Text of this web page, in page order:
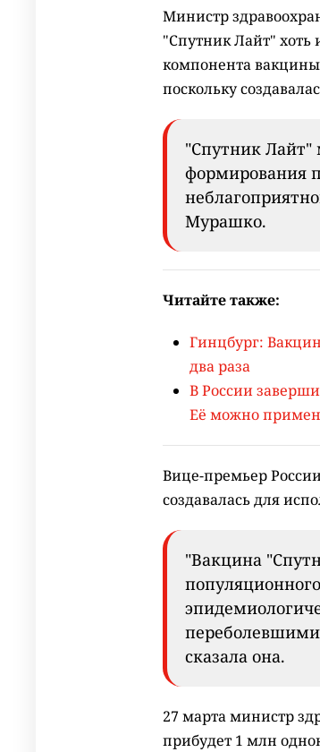
Министр
"Спутник Лайт" хоть
компонента вакцины
поскольку
"Спутник Лайт"
формирования
Мурашко.
Читайте также:
Гинцбург:
два раза
В России
Её можно
Вице-премьер
создавалась для
"Вакцина
сказала она.
27 марта министр
прибудет 1 млн